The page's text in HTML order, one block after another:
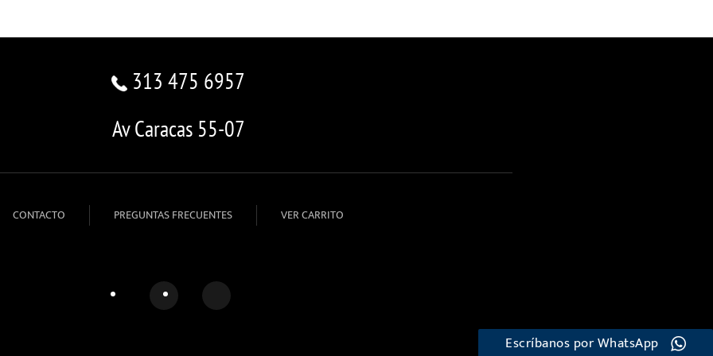
313 475 6957
Av Caracas 55-07
CONTACTO PREGUNTAS FRECUENTES VER CARRITO
Escríbanos por WhatsApp